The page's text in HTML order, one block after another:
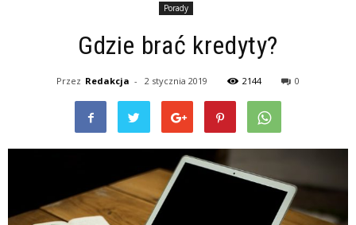
Porady
Gdzie brać kredyty?
Przez Redakcja - 2 stycznia 2019 2144 0